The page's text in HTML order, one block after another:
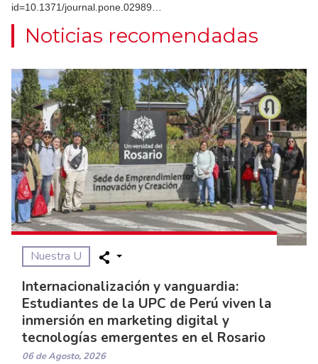
id=10.1371/journal.pone.02989…
Noticias recomendadas
Nuestra U
Internacionalización y vanguardia:
Estudiantes de la UPC de Perú viven la
inmersión en marketing digital y
tecnologías emergentes en el Rosario
06 de Agosto, 2026